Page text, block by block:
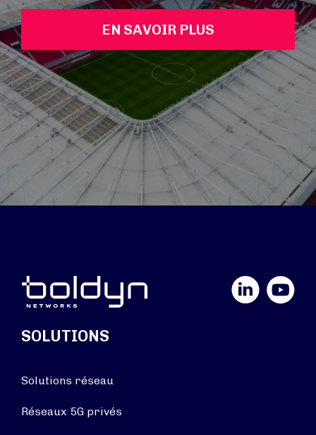
EN SAVOIR PLUS
YouTube
SOLUTIONS
Solutions réseau
Réseaux 5G privés